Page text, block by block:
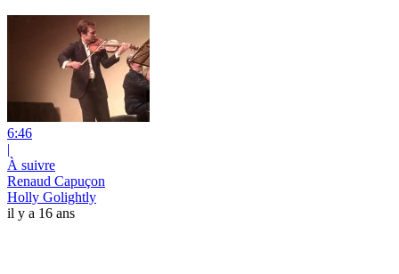
6:46
|
À suivre
Renaud Capuçon
Holly Golightly
il y a 16 ans